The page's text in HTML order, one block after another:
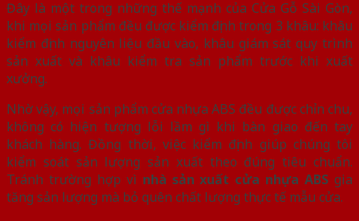
Đây là một trong những thế mạnh của Cửa Gỗ Sài Gòn,
khi mọi sản phẩm đều được kiểm định trong 3 khâu: khâu
kiểm định nguyên liệu đầu vào, khâu giám sát quy trình
sản xuất và khâu kiểm tra sản phẩm trước khi xuất
xưởng.
Nhờ vậy, mọi sản phẩm cửa nhựa ABS đều được chỉn chu,
không có hiện tượng lỗi lầm gì khi bàn giao đến tay
khách hàng. Đồng thời, việc kiểm định giúp chúng tôi
kiểm soát sản lượng sản xuất theo đúng tiêu chuẩn.
Tránh trường hợp vì nhà sản xuất cửa nhựa ABSgia
tăng sản lượng mà bỏ quên chất lượng thực tế mẫu cửa.